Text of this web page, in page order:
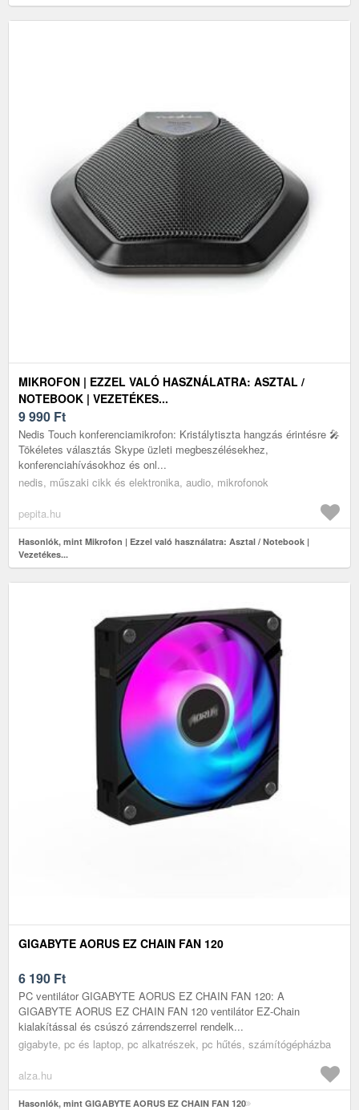
MIKROFON | EZZEL VALÓ HASZNÁLATRA: ASZTAL /
NOTEBOOK | VEZETÉKES...
9 990 Ft
Nedis Touch konferenciamikrofon: Kristálytiszta hangzás érintésre 🎤
Tökéletes választás Skype üzleti megbeszélésekhez,
konferenciahívásokhoz és onl...
nedis, műszaki cikk és elektronika, audio, mikrofonok
pepita.hu
Hasonlók, mint Mikrofon | Ezzel való használatra: Asztal / Notebook |
Vezetékes...
GIGABYTE AORUS EZ CHAIN FAN 120
6 190 Ft
PC ventilátor GIGABYTE AORUS EZ CHAIN FAN 120: A
GIGABYTE AORUS EZ CHAIN FAN 120 ventilátor EZ-Chain
kialakítással és csúszó zárrendszerrel rendelk...
gigabyte, pc és laptop, pc alkatrészek, pc hűtés, számítógépházba
alza.hu
Hasonlók, mint GIGABYTE AORUS EZ CHAIN FAN 120